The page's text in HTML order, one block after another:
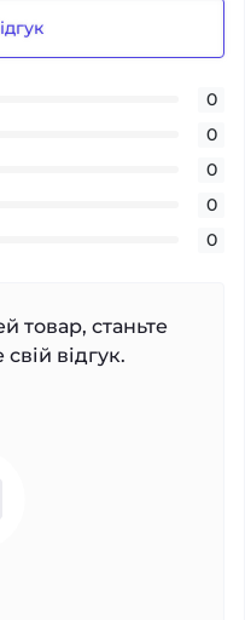
0
0
0
0
0
товар, станьте
відгук.